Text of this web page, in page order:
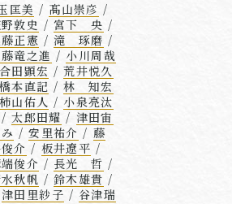
匡美 / 髙山崇彦 /
敦史 /宮下 央 /
正憲 /滝 琢磨 /
竜之進 / 小川周哉
合田顕宏 /荒井悦久
橋本直記 /林 知宏
柿山佑人 / 小泉亮汰
/太郎田耀 / 津田宙
/安里祐介 / 藤
介 / 板井遼平 /
俊介 / 長光 哲 /
秋帆 /鈴木雄貴 /
津田里紗子 / 谷津瑞